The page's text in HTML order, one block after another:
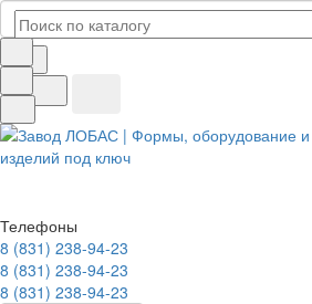
Телефоны
8 (831) 238-94-23
8 (831) 238-94-23
8 (831) 238-94-23